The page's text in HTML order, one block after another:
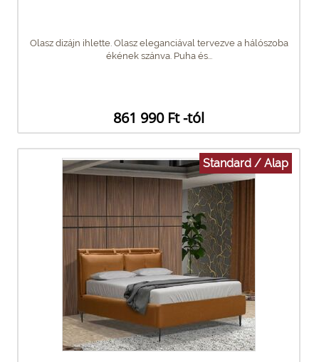
Olasz dizájn ihlette. Olasz eleganciával tervezve a hálószoba
ékének szánva. Puha és...
861 990 Ft -tól
Standard / Alap